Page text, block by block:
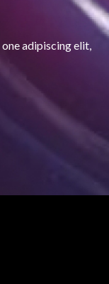
adipiscing elit,